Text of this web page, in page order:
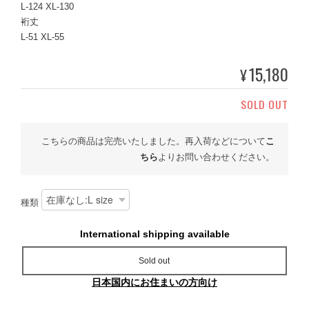
L-124 XL-130
裄丈
L-51 XL-55
¥15,180
SOLD OUT
こちらの商品は完売いたしました。再入荷などについてこ
ちら よりお問い合わせください。
種類
International shipping available
Sold out
日本国内にお住まいの方向け